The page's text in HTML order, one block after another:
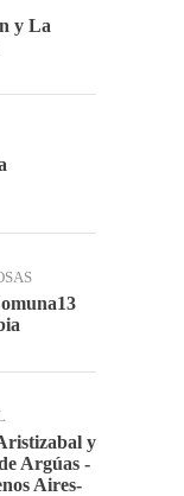
y La
y
Argúas -
Aires-